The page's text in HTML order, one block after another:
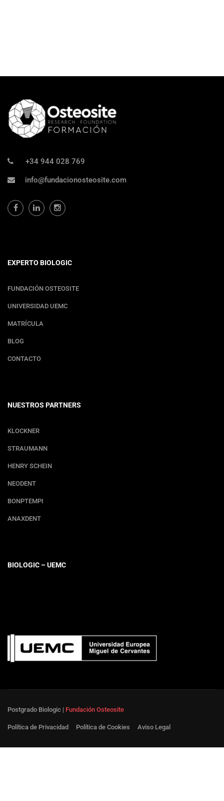
+34 944 028 769
info@fundacionosteosite.com
EXPERTO BIOLOGIC
FUNDACIÓN OSTEOSITE
UNIVERSIDAD UEMC
MATRÍCULA
BLOG
CONTACTO
NUESTROS PARTNERS
KLOCKNER
STRAUMANN
HENRY SCHEIN
NEODENT
BONPTEMPI
ANAXDENT
BIOLOGIC – UEMC
Postgrado Biologic | Fundación Osteosite
Política de Privacidad Política de Cookies Aviso Legal